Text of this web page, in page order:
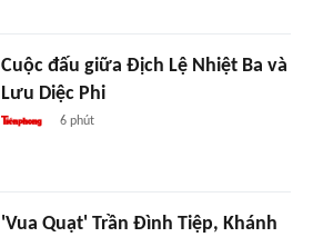
Cuộc đấu giữa Địch Lệ Nhiệt Ba và
Lưu Diệc Phi
6 phút
'Vua Quạt' Trần Đình Tiệp, Khánh